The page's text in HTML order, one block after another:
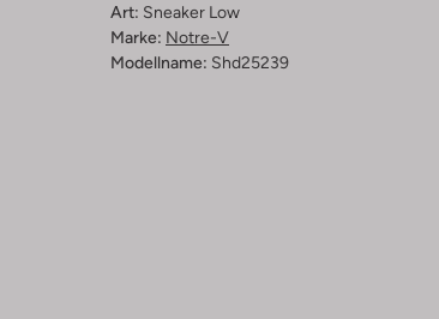
Art: Sneaker Low
Marke: Notre-V
Modellname: Shd25239